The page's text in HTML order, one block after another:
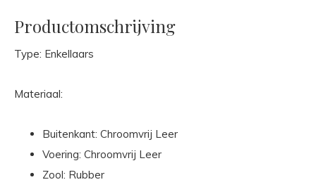
Productomschrijving
Type: Enkellaars
Materiaal:
Buitenkant: Chroomvrij Leer
Voering: Chroomvrij Leer
Zool: Rubber